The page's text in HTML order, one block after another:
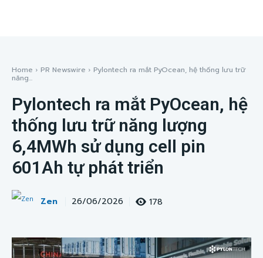
Home PR Newswire Pylontech ra mắt PyOcean, hệ thống lưu trữ
năng...
Pylontech ra mắt PyOcean, hệ
thống lưu trữ năng lượng
6,4MWh sử dụng cell pin
601Ah tự phát triển
Zen 26/06/2026 178